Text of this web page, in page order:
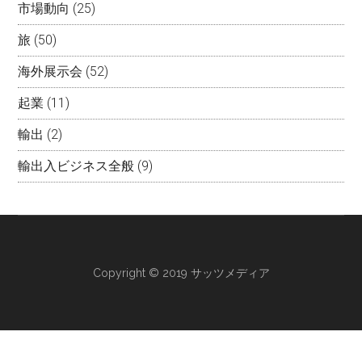
市場動向 (25)
旅 (50)
海外展示会 (52)
起業 (11)
輸出 (2)
輸出入ビジネス全般 (9)
Copyright © 2019 サッツメディア